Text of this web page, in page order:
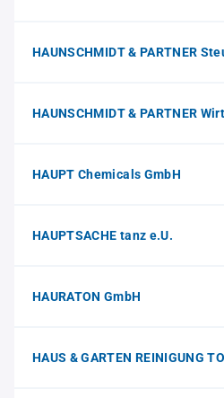
HAUNSCHMIDT & PARTNER
HAUNSCHMIDT & PARTNER
HAUPT Chemicals GmbH
HAUPTSACHE tanz e.U.
HAURATON GmbH
HAUS & GARTEN REINIGUNG